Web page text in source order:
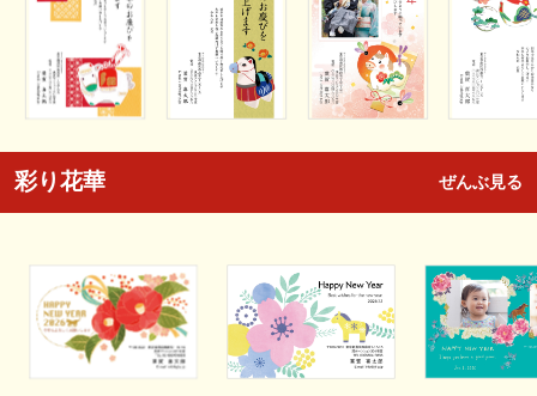
彩り花華 ぜんぶ見る